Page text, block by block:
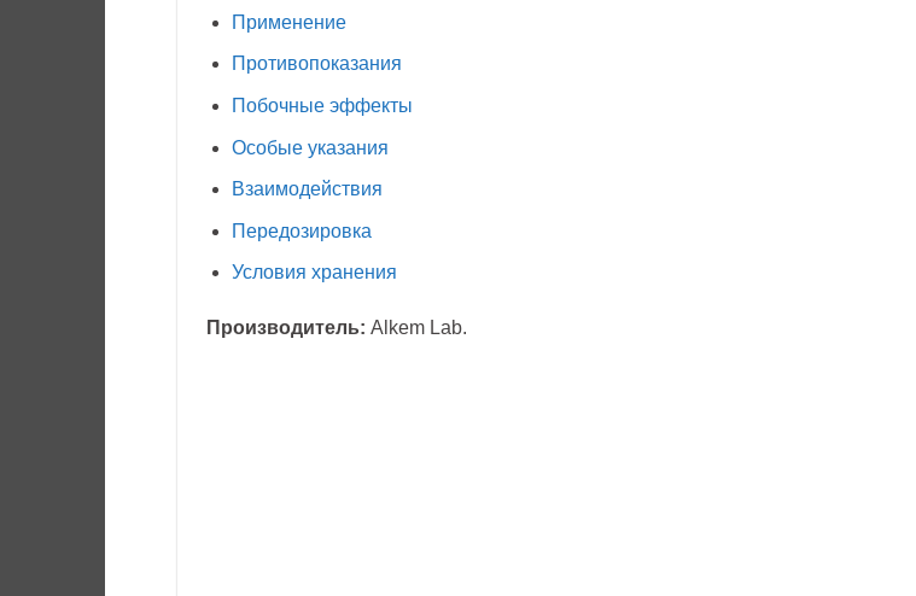
Применение
Противопоказания
Побочные эффекты
Особые указания
Взаимодействия
Передозировка
Условия хранения
Производитель: Alkem Lab.